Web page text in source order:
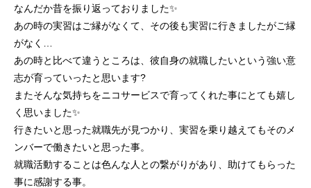
なんだか昔を振り返っておりました✨
あの時の実習はご縁がなくて、その後も実習に行きましたがご縁
がなく…
あの時と比べて違うところは、彼自身の就職したいという強い意
志が育っていったと思います?
またそんな気持ちをニコサービスで育ってくれた事にとても嬉し
く思いました✨
行きたいと思った就職先が見つかり、実習を乗り越えてもそのメ
ンバーで働きたいと思った事。
就職活動することは色んな人との繋がりがあり、助けてもらった
事に感謝する事。